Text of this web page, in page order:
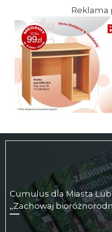
Reklama
Cumulus dla Miasta
„Zachowaj